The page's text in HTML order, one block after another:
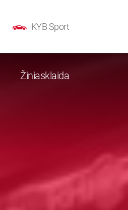
KYB Sport
Žiniasklaida